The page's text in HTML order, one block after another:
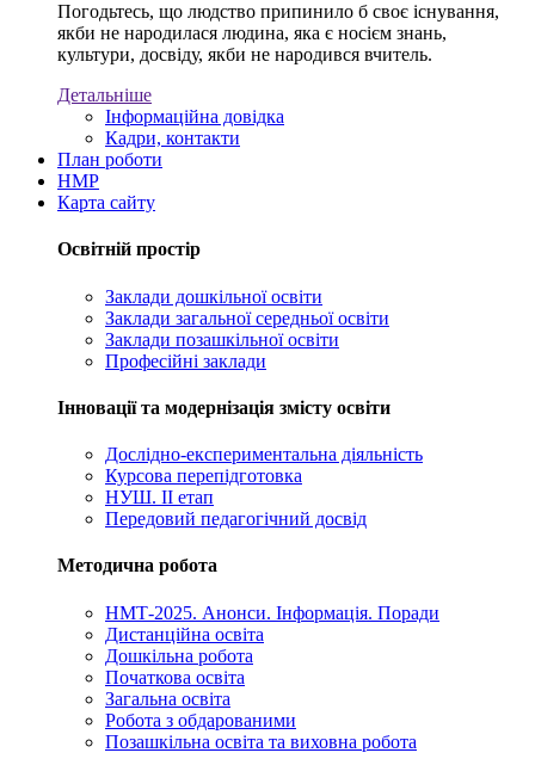
Погодьтесь, що людство припинило б своє існування,
якби не народилася людина, яка є носієм знань,
культури, досвіду, якби не народився вчитель.
Детальніше
Інформаційна довідка
Кадри, контакти
План роботи
НМР
Карта сайту
Освітній простір
Заклади дошкільної освіти
Заклади загальної середньої освіти
Заклади позашкільної освіти
Професійні заклади
Інновації та модернізація змісту освіти
Дослідно-експериментальна діяльність
Курсова перепідготовка
НУШ. ІІ етап
Передовий педагогічний досвід
Методична робота
НМТ-2025. Анонси. Інформація. Поради
Дистанційна освіта
Дошкільна робота
Початкова освіта
Загальна освіта
Робота з обдарованими
Позашкільна освіта та виховна робота